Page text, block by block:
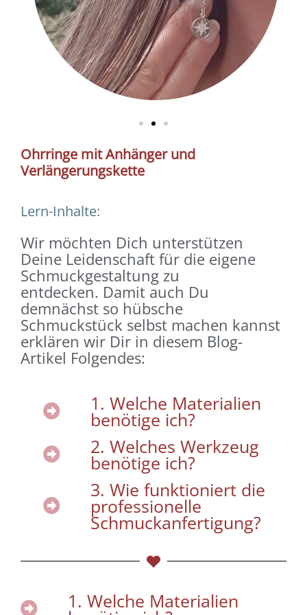
Ohrringe mit Anhänger und
Verlängerungskette
Lern-Inhalte:
Wir möchten Dich unterstützen
Deine Leidenschaft für die eigene
Schmuckgestaltung zu
entdecken. Damit auch Du
demnächst so hübsche
Schmuckstück selbst machen kannst
erklären wir Dir in diesem Blog-
Artikel Folgendes:
1. Welche Materialien
benötige ich?
2. Welches Werkzeug
benötige ich?
3. Wie funktioniert die
professionelle
Schmuckanfertigung?
1. Welche Materialien